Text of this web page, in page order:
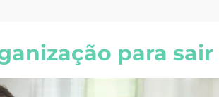
para